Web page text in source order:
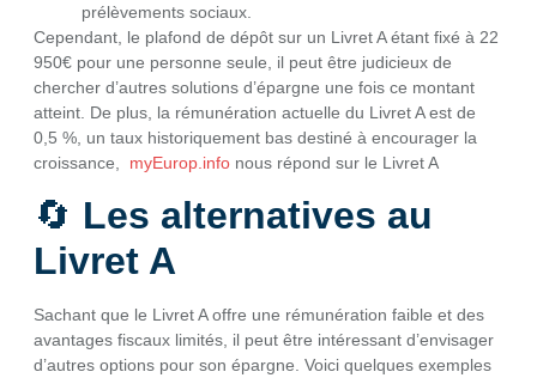
prélèvements sociaux.
Cependant, le plafond de dépôt sur un Livret A étant fixé à 22
950€ pour une personne seule, il peut être judicieux de
chercher d’autres solutions d’épargne une fois ce montant
atteint. De plus, la rémunération actuelle du Livret A est de
0,5 %, un taux historiquement bas destiné à encourager la
croissance, myEurop.info nous répond sur le Livret A
🔄 Les alternatives au
Livret A
Sachant que le Livret A offre une rémunération faible et des
avantages fiscaux limités, il peut être intéressant d’envisager
d’autres options pour son épargne. Voici quelques exemples